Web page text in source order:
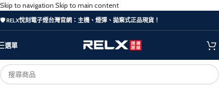
Skip to navigation Skip to main content
🛡️ RELX悅刻電子煙台灣官網：主機、煙彈、拋棄式正品現貨！
選單